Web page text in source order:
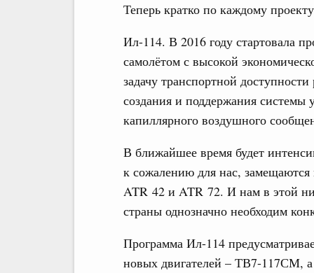
Теперь кратко по каждому
Ил-114. В 2016 году стартовала
самолётом с высокой
задачу транспортной
создания и поддержания системы
капиллярного воздушного
В ближайшее время будет
к сожалению для нас,
ATR 42 и ATR 72. И нам в этой
страны однозначно необходим
Программа Ил-114
новых двигателей – ТВ7-117СМ,